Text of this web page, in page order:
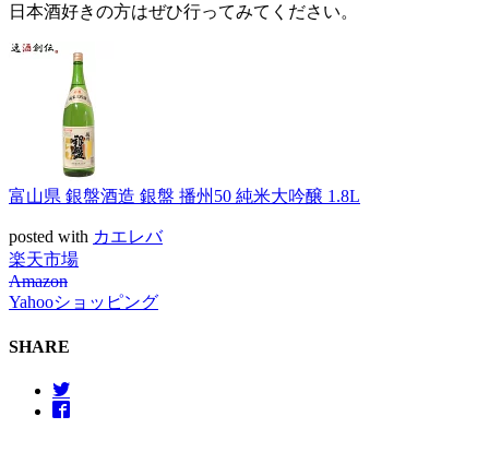
日本酒好きの方はぜひ行ってみてください。
富山県 銀盤酒造 銀盤 播州50 純米大吟醸 1.8L
posted with カエレバ
楽天市場
Amazon
Yahooショッピング
SHARE